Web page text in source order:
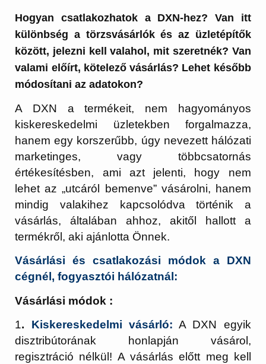
Hogyan csatlakozhatok a DXN-hez? Van itt
különbség a törzsvásárlók és az üzletépítők
között, jelezni kell valahol, mit szeretnék? Van
valami előírt, kötelező vásárlás? Lehet később
módosítani az adatokon?
A DXN a termékeit, nem hagyományos
kiskereskedelmi üzletekben forgalmazza,
hanem egy korszerűbb, úgy nevezett hálózati
marketinges, vagy többcsatornás
értékesítésben, ami azt jelenti, hogy nem
lehet az „utcáról bemenve” vásárolni, hanem
mindig valakihez kapcsolódva történik a
vásárlás, általában ahhoz, akitől hallott a
termékről, aki ajánlotta Önnek.
Vásárlási és csatlakozási módok a DXN
cégnél, fogyasztói hálózatnál:
Vásárlási módok :
1. Kiskereskedelmi vásárló: A DXN egyik
disztribútorának honlapján vásárol,
regisztráció nélkül! A vásárlás előtt meg kell